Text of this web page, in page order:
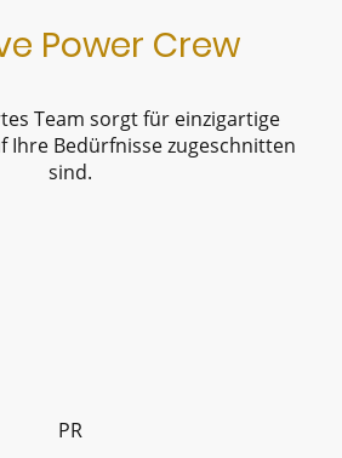
Power Crew
Team sorgt für einzigartige
Ihre Bedürfnisse zugeschnitten
sind.
PR